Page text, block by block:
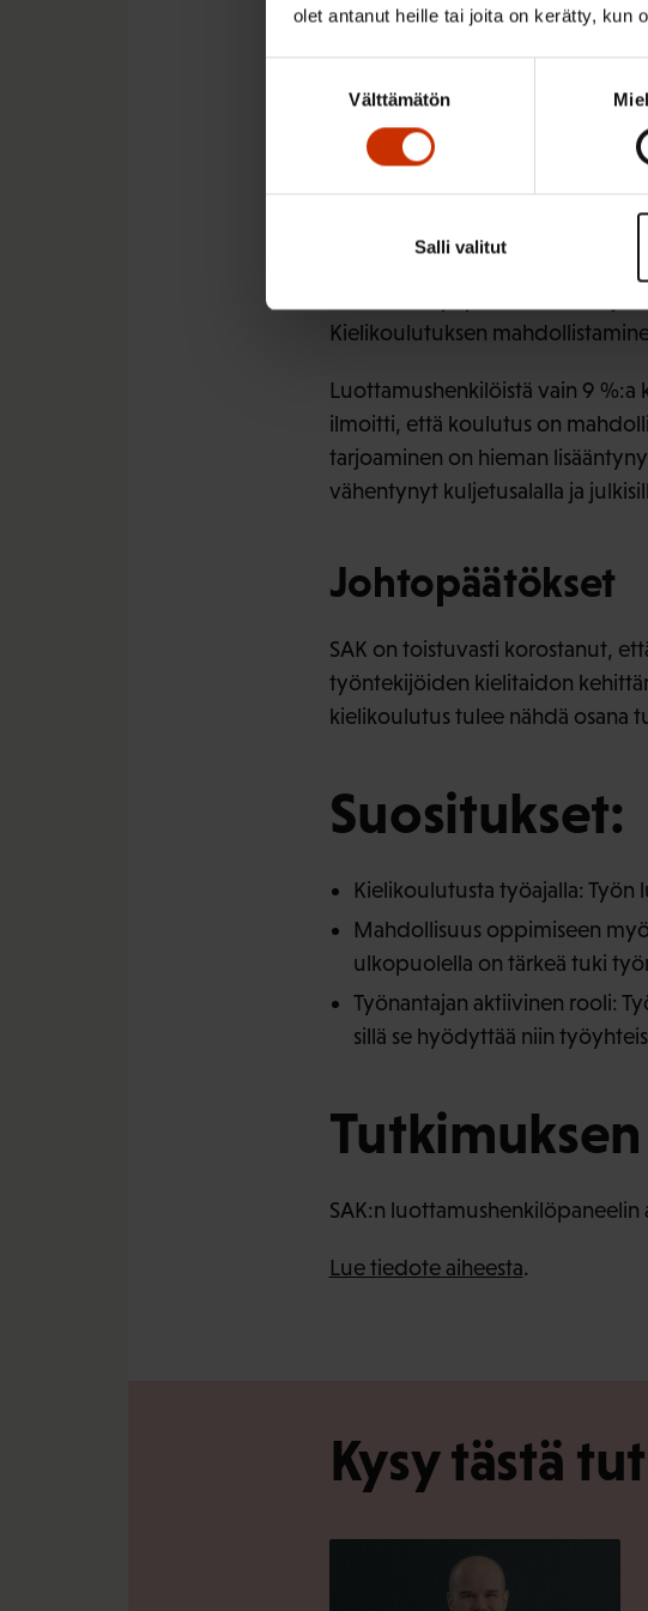
olet antanut heille tai joita on kerätty, kun
Välttämätön
Salli valitut
Lisäksi luottamushenkilöistä 28
puute on aiheuttanut
Kielikoulutuksen
Luottamushenkilöistä vain 9
ilmoitti, että koulutus on
tarjoaminen on hieman
vähentynyt kuljetusalalla ja
Johtopäätökset
SAK on toistuvasti korostanut,
työntekijöiden kielitaidon
kielikoulutus tulee nähdä osana
Suositukset:
Kielikoulutusta työajalla: Työn
Mahdollisuus oppimiseen
ulkopuolella on tärkeä tuki
Työnantajan aktiivinen rooli:
sillä se hyödyttää niin
SAK:n luottamushenkilöpaneelin
Lue tiedote aiheesta.
Kysy tästä